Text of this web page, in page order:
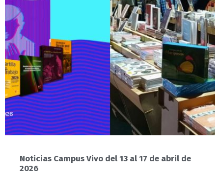
Noticias Campus Vivo del 13 al 17 de abril de
2026